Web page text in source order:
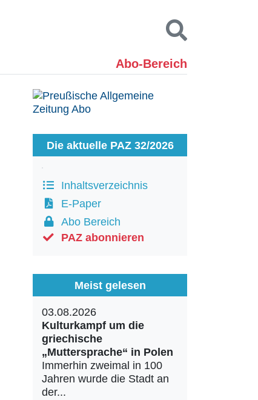
Abo-Bereich
Kontakt
Die aktuelle PAZ 32/2026
Inhaltsverzeichnis
E-Paper
Abo Bereich
PAZ abonnieren
Meist gelesen
03.08.2026
Kulturkampf um die
griechische
„Muttersprache“ in Polen
Immerhin zweimal in 100
Jahren wurde die Stadt an
der...